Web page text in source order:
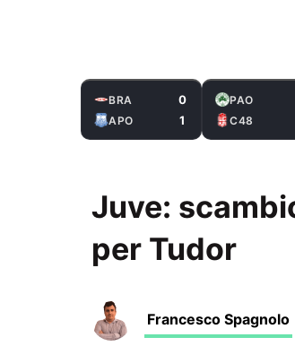
BRA 0
APO 1
PAO
C48
Juve:
per Tudor
Francesco Spagnolo